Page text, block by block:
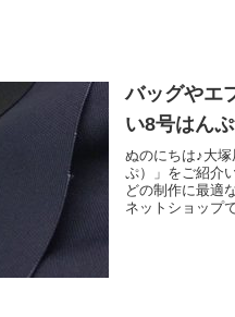
バッグやエ
い8号はんぷ
ぬのにちは♪大
ぷ）」をご紹介
どの制作に最適
ネットショップ